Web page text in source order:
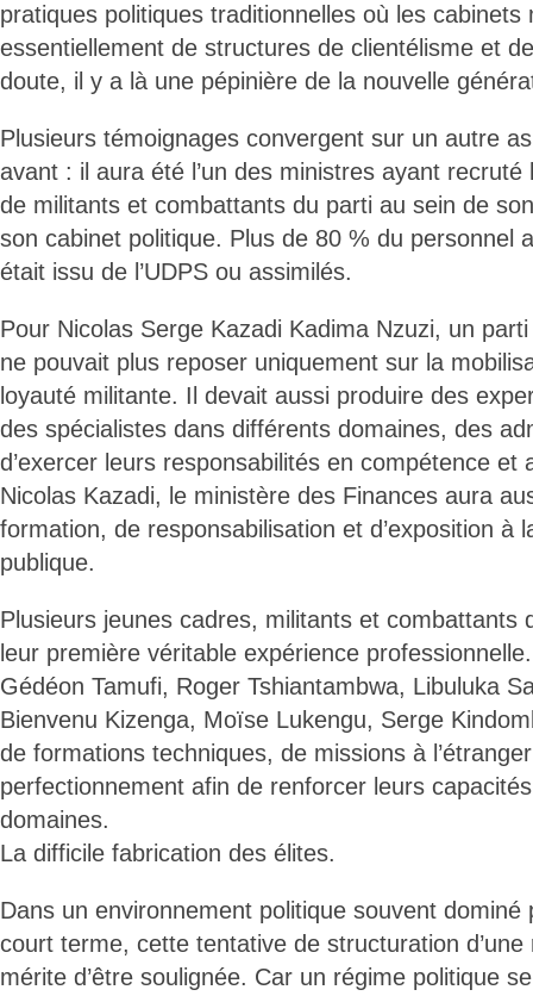
pratiques politiques traditionnelles où les cabinets
essentiellement de structures de clientélisme et
doute, il y a là une pépinière de la nouvelle
Plusieurs témoignages convergent sur un autre
avant : il aura été l’un des ministres ayant
de militants et combattants du parti au sein de
son cabinet politique. Plus de 80 % du personnel
était issu de l’UDPS ou assimilés.
Pour Nicolas Serge Kazadi Kadima Nzuzi, un
ne pouvait plus reposer uniquement sur la
loyauté militante. Il devait aussi produire des
des spécialistes dans différents domaines, des
d’exercer leurs responsabilités en compétence et
Nicolas Kazadi, le ministère des Finances aura
formation, de responsabilisation et d’exposition à
publique.
Plusieurs jeunes cadres, militants et combattants
leur première véritable expérience
Gédéon Tamufi, Roger Tshiantambwa, Libuluka
Bienvenu Kizenga, Moïse Lukengu, Serge
de formations techniques, de missions à
perfectionnement afin de renforcer leurs
domaines.
La difficile fabrication des élites.
Dans un environnement politique souvent dominé
court terme, cette tentative de structuration
mérite d’être soulignée. Car un régime politique